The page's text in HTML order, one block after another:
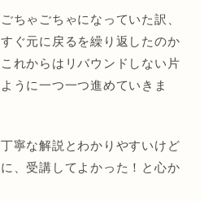
ちゃごちゃになっていた訳、
ぐ元に戻るを繰り返したのか
れからはリバウンドしない片
うに一つ一つ進めていきま
寧な解説とわかりやすいけど
、受講してよかった！と心か